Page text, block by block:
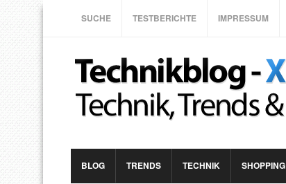
SUCHE TESTBERICHTE IMPRESSUM
BLOG TRENDS TECHNIK SHOPPING